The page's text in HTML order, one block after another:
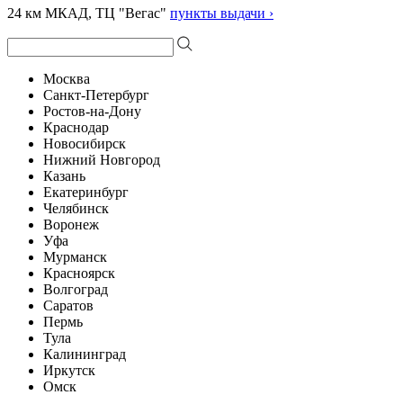
24 км МКАД, ТЦ "Вегас" пункты выдачи ›
Москва
Санкт-Петербург
Ростов-на-Дону
Краснодар
Новосибирск
Нижний Новгород
Казань
Екатеринбург
Челябинск
Воронеж
Уфа
Мурманск
Красноярск
Волгоград
Саратов
Пермь
Тула
Калининград
Иркутск
Омск